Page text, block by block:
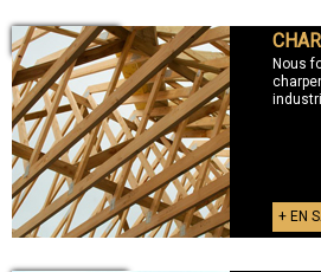
+ CHARPENTE
Nous
+ EN